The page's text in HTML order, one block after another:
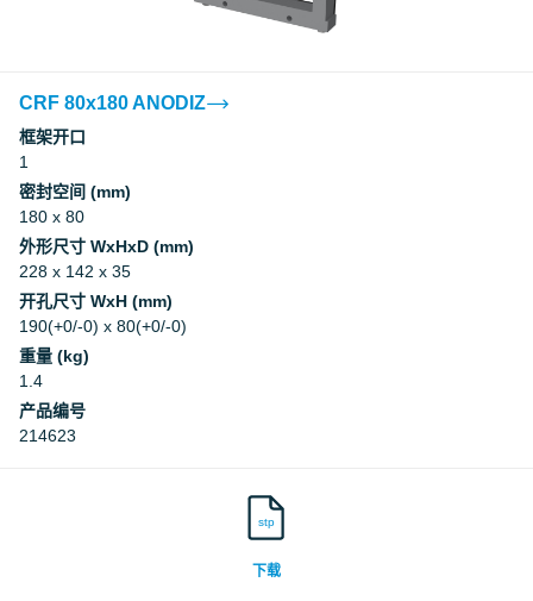
CRF 80x180 ANODIZ
框架开口
1
密封空间 (mm)
180 x 80
外形尺寸 WxHxD (mm)
228 x 142 x 35
开孔尺寸 WxH (mm)
190(+0/-0) x 80(+0/-0)
重量 (kg)
1.4
产品编号
214623
stp
下载